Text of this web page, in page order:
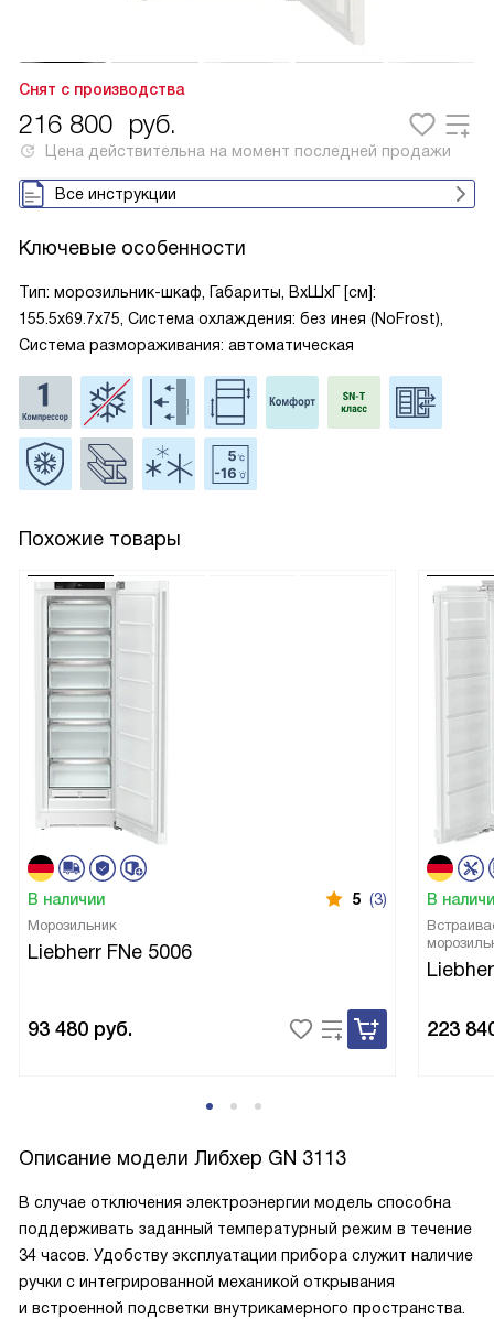
Снят с производства
216 800 руб.
Цена действительна на момент последней продажи
Все инструкции
Ключевые особенности
Тип: морозильник-шкаф, Габариты, ВxШxГ [см]:
155.5x69.7x75, Система охлаждения: без инея (NoFrost),
Система размораживания: автоматическая
Похожие товары
В наличии 5 (3)
Морозильник
Liebherr FNe 5006
93 480 руб.
В
223
Описание модели Либхер GN 3113
В случае отключения электроэнергии модель способна
поддерживать заданный температурный режим в течение
34 часов. Удобству эксплуатации прибора служит наличие
ручки с интегрированной механикой открывания
и встроенной подсветки внутрикамерного пространства.